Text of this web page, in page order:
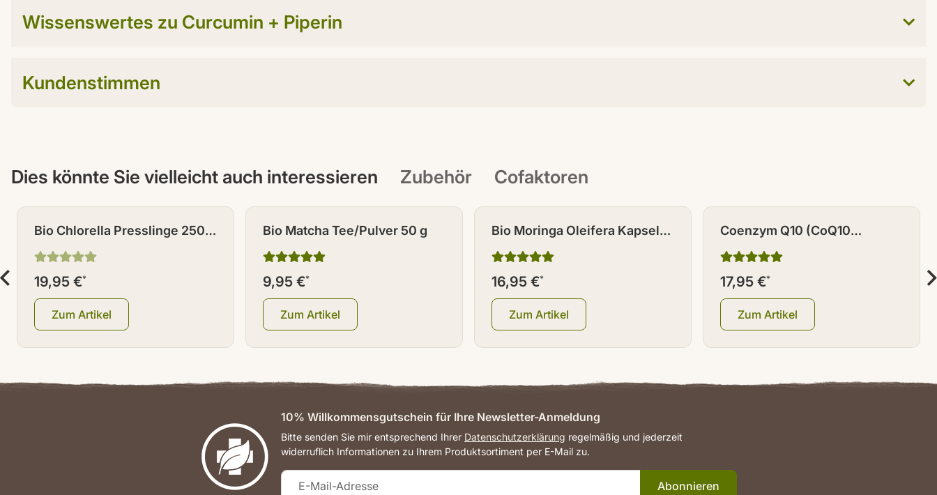
Wissenswertes zu Curcumin + Piperin
Kundenstimmen
Dies könnte Sie vielleicht auch interessieren Zubehör Cofaktoren
Bio Chlorella Presslinge 250 g
(2x 125 g) ca. 500 Stück à 500
19,95 €*
Zum Artikel
Bio Matcha Tee/Pulver 50 g
9,95 €*
Zum Artikel
Bio Moringa Oleifera Kapseln
100 Stück
16,95 €*
Zum Artikel
Coenzym Q10 (CoQ10
Ubichinon) Kapseln 90 Stück
17,95 €*
Zum Artikel
10% Willkommensgutschein für Ihre Newsletter-Anmeldung
Bitte senden Sie mir entsprechend Ihrer Datenschutzerklärung regelmäßig und jederzeit
widerruflich Informationen zu Ihrem Produktsortiment per E-Mail zu.
Abonnieren